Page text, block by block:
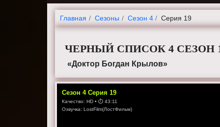
Главная Cезоны Сезон 4 Серия 19
ЧЕРНЫЙ СПИСОК 4 СЕЗОН
«Доктор Богдан Крылов»
Сезон4 Серия19
Качество:HD • ⏱43:11
Озвучка:LostFilm(ЛостФильм)